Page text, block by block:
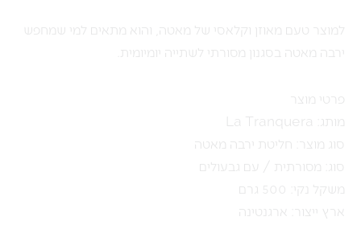
למוצר טעם מאוזן וקלאסי של מאטה, והוא מתאים למי שמחפש
ירבה מאטה בסגנון מסורתי לשתייה יומיומית.
פרטי מוצר
מותג: La Tranquera
סוג מוצר: חליטת ירבה מאטה
סוג: מסורתית / עם גבעולים
משקל נקי: 500 גרם
ארץ ייצור: ארגנטינה